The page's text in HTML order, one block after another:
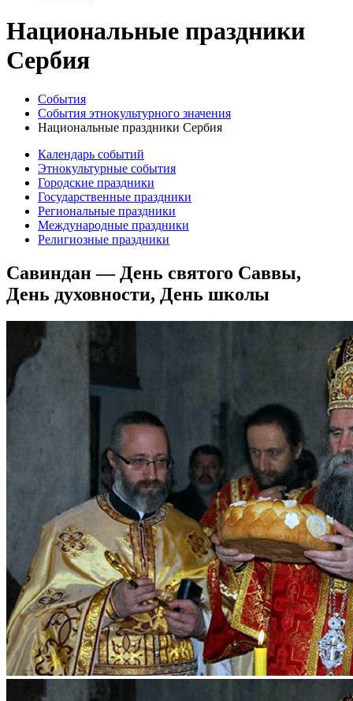
Национальные праздники
Сербия
События
События этнокультурного значения
Национальные праздники Сербия
Календарь событий
Этнокультурные события
Городские праздники
Государственные праздники
Региональные праздники
Международные праздники
Религиозные праздники
Савиндан — День святого Саввы,
День духовности, День школы